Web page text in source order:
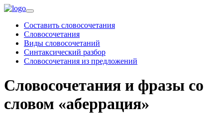
Составить словосочетания
Словосочетания
Виды словосочетаний
Синтаксический разбор
Словосочетания из предложений
Словосочетания и фразы со
словом «аберрация»